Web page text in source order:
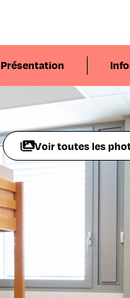
Présentation
Voir toutes les